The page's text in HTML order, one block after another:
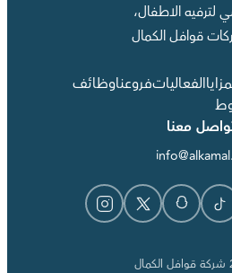
الاطفال،
قوافل الكمال
الفعالياتفروعناوظائف
معنا